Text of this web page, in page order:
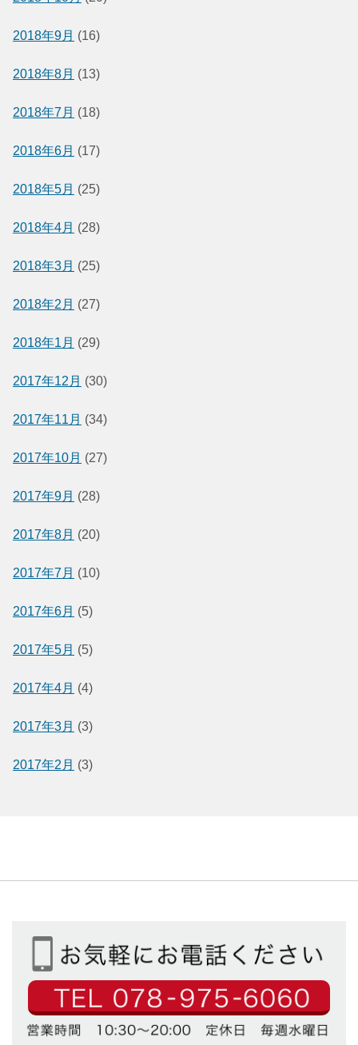
2018年9月 (16)
2018年8月 (13)
2018年7月 (18)
2018年6月 (17)
2018年5月 (25)
2018年4月 (28)
2018年3月 (25)
2018年2月 (27)
2018年1月 (29)
2017年12月 (30)
2017年11月 (34)
2017年10月 (27)
2017年9月 (28)
2017年8月 (20)
2017年7月 (10)
2017年6月 (5)
2017年5月 (5)
2017年4月 (4)
2017年3月 (3)
2017年2月 (3)